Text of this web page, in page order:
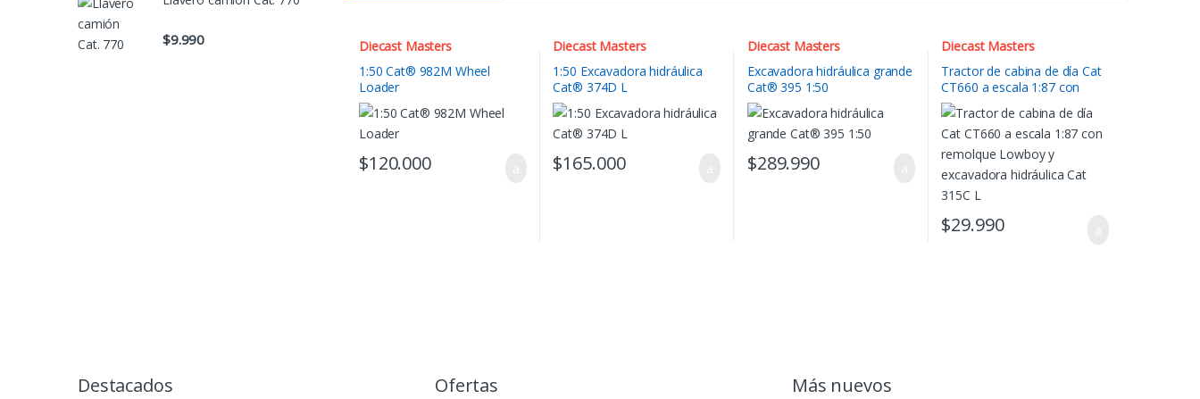
Diecast Masters
1:50 Cat® 982M Wheel
Loader
$120.000
Diecast Masters
1:50 Excavadora hidráulica
Cat® 374D L
$165.000
Diecast Masters
Excavadora hidráulica grande
Cat® 395 1:50
$289.990
Diecast Masters
Tractor de cabina de día Cat
CT660 a escala 1:87 con
remolque Lowboy y
excavadora hidráulica Cat
315C L
$29.990
$9.990
Destacados Ofertas Más nuevos